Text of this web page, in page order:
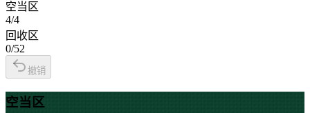
空当区
4/4
回收区
0/52
撤销
空当区